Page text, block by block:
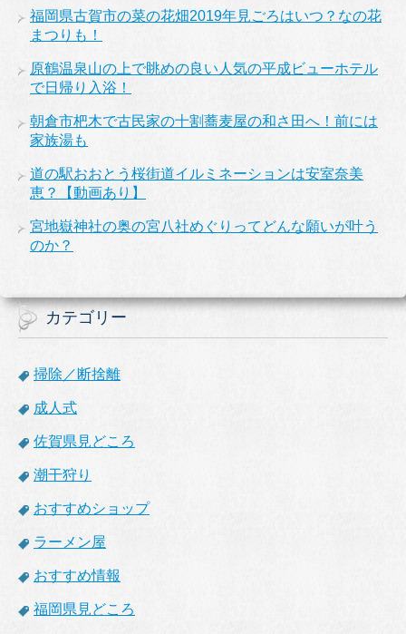
福岡県古賀市の菜の花畑2019年見ごろはいつ？なの花
まつりも！
原鶴温泉山の上で眺めの良い人気の平成ビューホテル
で日帰り入浴！
朝倉市杷木で古民家の十割蕎麦屋の和さ田へ！前には
家族湯も
道の駅おおとう桜街道イルミネーションは安室奈美
恵？【動画あり】
宮地嶽神社の奥の宮八社めぐりってどんな願いが叶う
のか？
カテゴリー
掃除／断捨離
成人式
佐賀県見どころ
潮干狩り
おすすめショップ
ラーメン屋
おすすめ情報
福岡県見どころ